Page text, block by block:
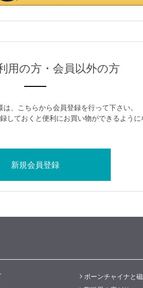
用の方・会員以外の方
、こちらから会員登録を行って下さい。
しておくと便利にお買い物ができるよう
ボーンチャイナと